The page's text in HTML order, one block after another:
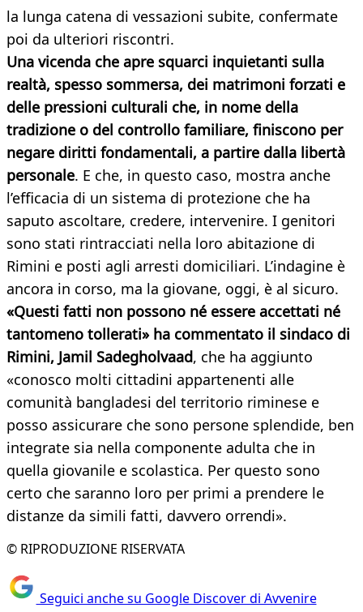
la lunga catena di vessazioni subite, confermate
poi da ulteriori riscontri.
Una vicenda che apre squarci inquietanti sulla
realtà, spesso sommersa, dei matrimoni forzati e
delle pressioni culturali che, in nome della
tradizione o del controllo familiare, finiscono per
negare diritti fondamentali, a partire dalla libertà
personale. E che, in questo caso, mostra anche
l’efficacia di un sistema di protezione che ha
saputo ascoltare, credere, intervenire. I genitori
sono stati rintracciati nella loro abitazione di
Rimini e posti agli arresti domiciliari. L’indagine è
ancora in corso, ma la giovane, oggi, è al sicuro.
«Questi fatti non possono né essere accettati né
tantomeno tollerati» ha commentato il sindaco di
Rimini, Jamil Sadegholvaad, che ha aggiunto
«conosco molti cittadini appartenenti alle
comunità bangladesi del territorio riminese e
posso assicurare che sono persone splendide, ben
integrate sia nella componente adulta che in
quella giovanile e scolastica. Per questo sono
certo che saranno loro per primi a prendere le
distanze da simili fatti, davvero orrendi».
© RIPRODUZIONE RISERVATA
Seguici anche su Google Discover di Avvenire